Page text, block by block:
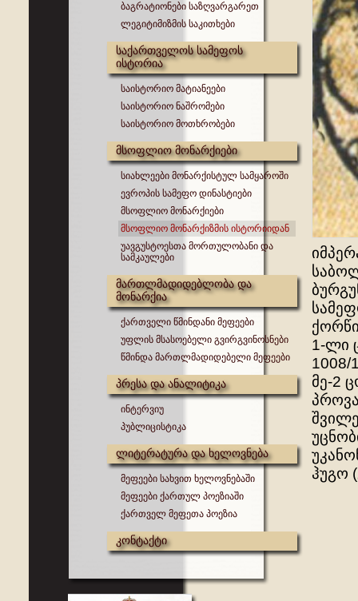
ბაგრატიონები საზღვარგარეთ
ლეგიტიმიზმის საკითხები
საქართველოს სამეფოს
ისტორია
საისტორიო მატიანეები
საისტორიო ნაშრომები
საისტორიო მოთხრობები
მსოფლიო მონარქიები
სიახლეები მონარქისტულ სამყაროში
ევროპის სამეფო დინასტიები
მსოფლიო მონარქიები
მსოფლიო მონარქიზმის ისტორიიდან
უავგუსტოესთა მორთულობანი და
სამკაულები
მართლმადიდებლობა და
მონარქია
ქართველი წმინდანი მეფეები
უფლის მსასოებელი გვირგვინოსნები
წმინდა მართლმადიდებელი მეფეები
პრესა და ანალიტიკა
ინტერვიუ
პუბლიცისტიკა
ლიტერატურა და ხელოვნება
მეფეები სახვით ხელოვნებაში
მეფეები ქართულ პოეზიაში
ქართველ მეფეთა პოეზია
კონტაქტი
1-ლი
1008/
მე-2
ჰუგო